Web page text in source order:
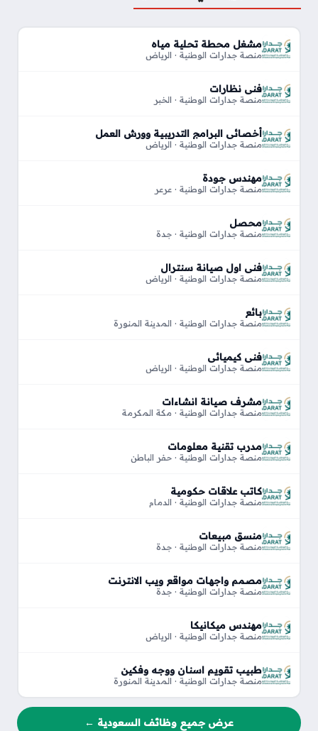
مشغل محطة تحلية مياه
منصة جدارات الوطنية · الرياض
فني نظارات
منصة جدارات الوطنية · الخبر
أخصائي البرامج التدريبية وورش العمل
منصة جدارات الوطنية · الرياض
مهندس جودة
منصة جدارات الوطنية · عرعر
محصل
منصة جدارات الوطنية · جدة
فني اول صيانة سنترال
منصة جدارات الوطنية · الرياض
بائع
منصة جدارات الوطنية · المدينة المنورة
فني كيميائي
منصة جدارات الوطنية · الرياض
مشرف صيانة انشاءات
منصة جدارات الوطنية · مكة المكرمة
مدرب تقنية معلومات
منصة جدارات الوطنية · حفر الباطن
كاتب علاقات حكومية
منصة جدارات الوطنية · الدمام
منسق مبيعات
منصة جدارات الوطنية · جدة
مصمم واجهات مواقع ويب الانترنت
منصة جدارات الوطنية · جدة
مهندس ميكانيكا
منصة جدارات الوطنية · الرياض
طبيب تقويم اسنان ووجه وفكين
منصة جدارات الوطنية · المدينة المنورة
عرض جميع وظائف السعودية ←